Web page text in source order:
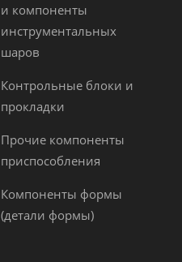
и компоненты
инструментальных
шаров
Контрольные блоки и
прокладки
Прочие компоненты
приспособления
Компоненты формы
(детали формы)